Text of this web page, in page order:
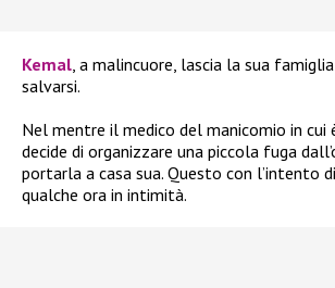
Kemal , a malincuore, lascia la sua
salvarsi.
Nel mentre il medico del manicomio in cui
decide di organizzare una piccola fuga
portarla a casa sua. Questo con l’intento
qualche ora in intimità.